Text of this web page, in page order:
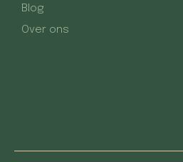
Blog
Over ons